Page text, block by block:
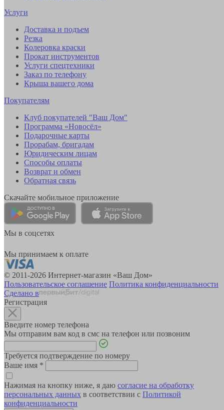
Услуги
Доставка и подъем
Резка
Колеровка краски
Прокат инструментов
Услуги спецтехники
Заказ по телефону
Крыша вашего дома
Покупателям
Клуб покупателей "Ваш Дом"
Программа «Новосёл»
Подарочные карты
Прорабам, бригадам
Юридическим лицам
Способы оплаты
Возврат и обмен
Обратная связь
Скачайте мобильное приложение
Мы в соцсетях
Мы принимаем к оплате
© 2011-2026 Интернет-магазин «Ваш Дом»
Пользовательское соглашение Политика конфиденциальности
Сделано в
Регистрация
Введите номер телефона
Мы отправим вам код в смс на телефон или позвоним
Требуется подтверждение по номеру
Ваше имя *
Нажимая на кнопку ниже, я даю согласие на обработку
персональных данных в соответствии с Политикой
конфиденциальности